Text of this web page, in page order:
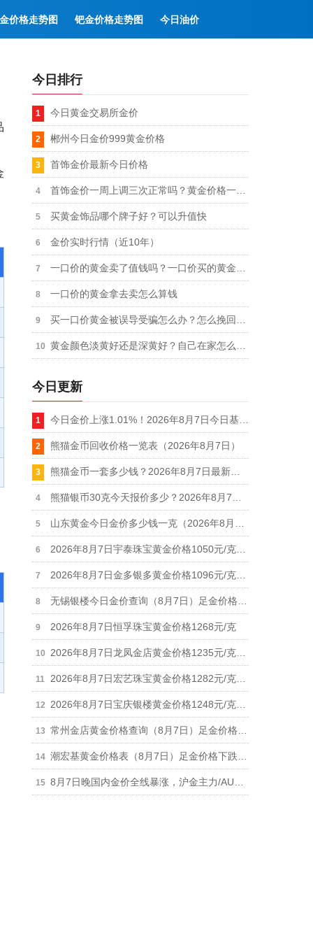
价格走势图 钯金价格走势图 今日油价
今日排行
今日黄金交易所金价
郴州今日金价999黄金价格
首饰金价最新今日价格
买黄金饰品哪个牌子好？可以升值快
金价实时行情（近10年）
一口价的黄金拿去卖怎么算钱
今日更新
熊猫金币回收价格一览表（2026年8月7日）
2026年8月7日恒孚珠宝黄金价格1268元/克